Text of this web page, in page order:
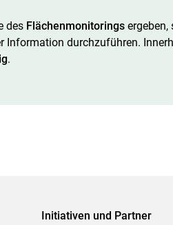
des Flächenmonitoringsergeben,
Information durchzuführen.
.
Initiativen und Partner